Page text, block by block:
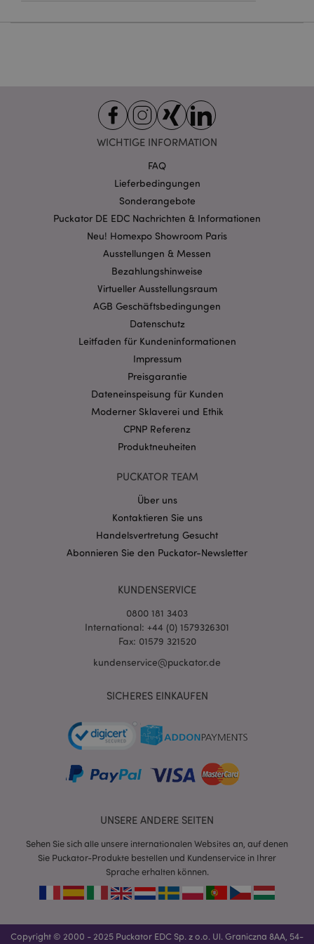
WICHTIGE INFORMATION
FAQ
Lieferbedingungen
Sonderangebote
Puckator DE EDC Nachrichten & Informationen
Neu! Homexpo Showroom Paris
Ausstellungen & Messen
Bezahlungshinweise
Virtueller Ausstellungsraum
AGB Geschäftsbedingungen
Datenschutz
Leitfaden für Kundeninformationen
Impressum
Preisgarantie
Dateneinspeisung für Kunden
Moderner Sklaverei und Ethik
CPNP Referenz
Produktneuheiten
PUCKATOR TEAM
Über uns
Kontaktieren Sie uns
Handelsvertretung Gesucht
Abonnieren Sie den Puckator-Newsletter
KUNDENSERVICE
0800 181 3403
International: +44 (0) 1579326301
Fax: 01579 321520
kundenservice@puckator.de
SICHERES EINKAUFEN
UNSERE ANDERE SEITEN
Sehen Sie sich alle unsere internationalen Websites an, auf denen
Sie Puckator-Produkte bestellen und Kundenservice in Ihrer
Sprache erhalten können.
Copyright © 2000 - 2025 Puckator EDC Sp. z o.o. Ul. Graniczna 8AA, 54-
Name
Domain
PHPSESSID
PHP.net
mage-messages
mage-cache-sessid
X-Magento-Vary
Adobe Inc.
www.puckator.de
Google LLC
recently_compared_product_previous
Adobe Inc.
Datenschutzbestimmungen von Google